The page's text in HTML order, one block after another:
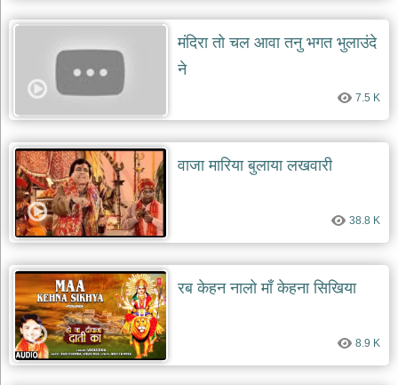
मंदिरा तो चल आवा तनु भगत भुलाउंदे
ने
7.5 K
वाजा मारिया बुलाया लखवारी
38.8 K
रब केहन नालो माँ केहना सिखिया
8.9 K